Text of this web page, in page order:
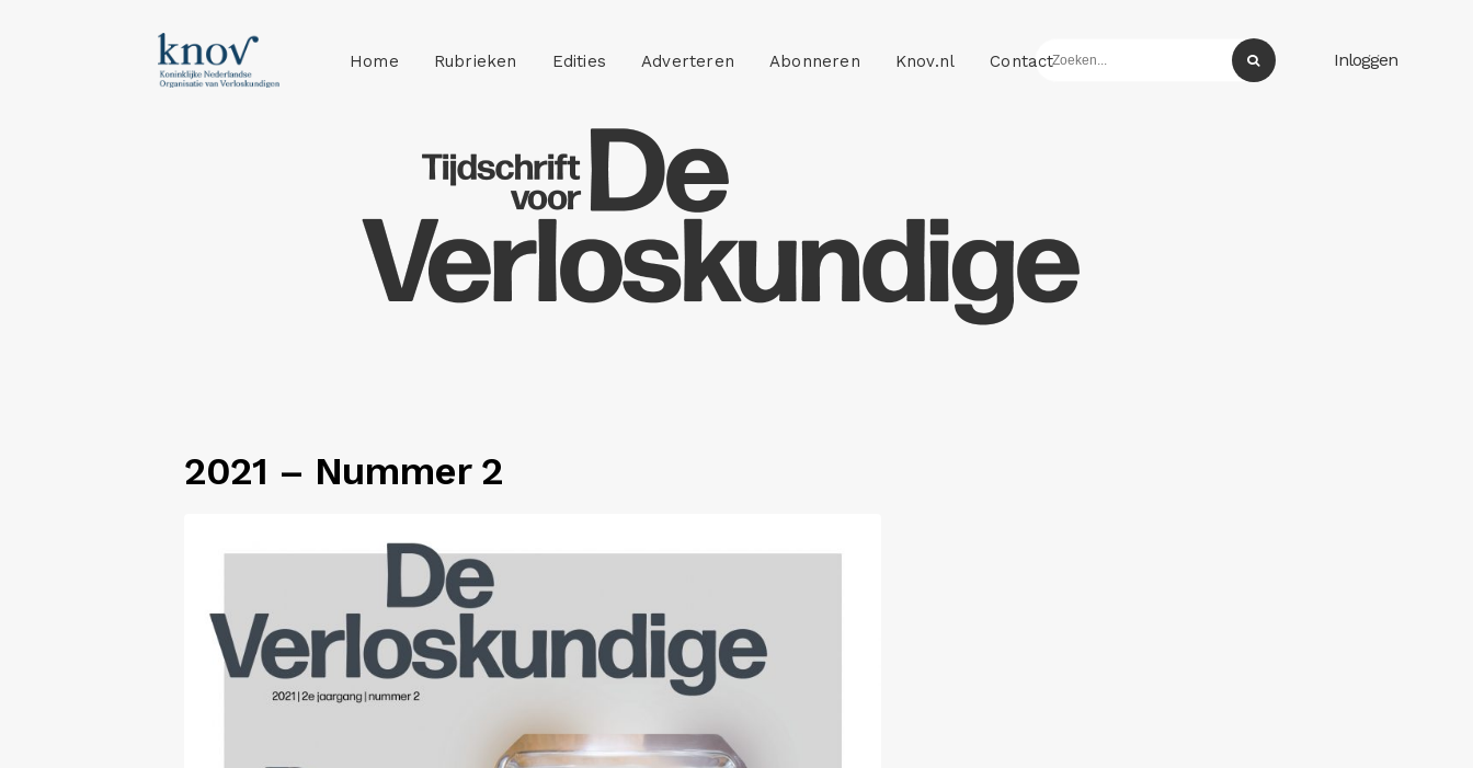
Home Rubrieken Edities Adverteren Abonneren Knov.nl Contact
2021 – Nummer 2
Inloggen